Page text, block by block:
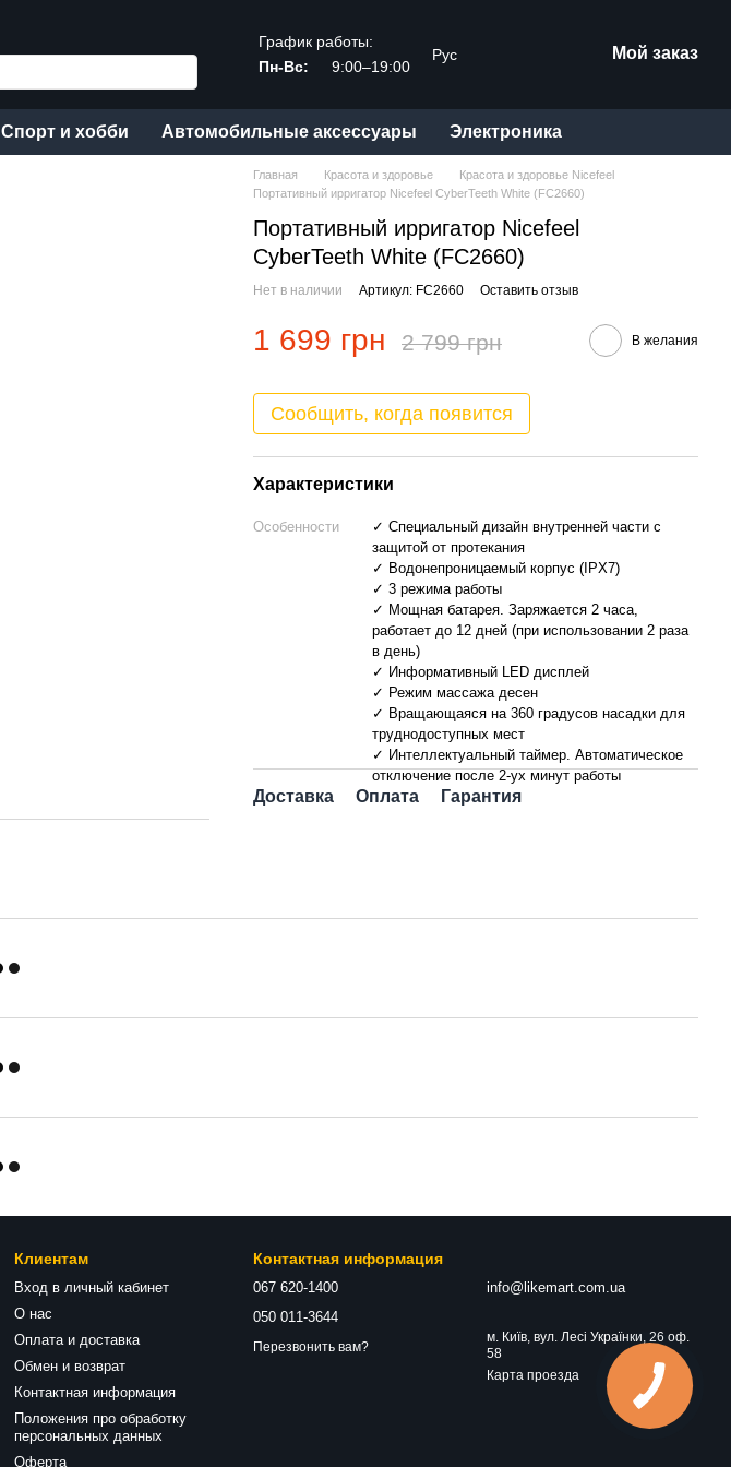
График работы:
Пн-Вс:
9:00–19:00
Рус Мой заказ
Спорт и хобби Автомобильные аксессуары Электроника
Главная Красота и здоровье
Красота и здоровье Nicefeel
Портативный ирригатор Nicefeel CyberTeeth White (FC2660)
Портативный ирригатор Nicefeel
CyberTeeth White (FC2660)
Нет в наличии Артикул: FC2660 Оставить отзыв
1 699 грн 2 799 грн В желания
Сообщить, когда появится
Характеристики
Особенности
✓ Специальный дизайн внутренней части с
защитой от протекания
✓ Водонепроницаемый корпус (IPX7)
✓ 3 режима работы
✓ Мощная батарея. Заряжается 2 часа,
работает до 12 дней (при использовании 2 раза
в день)
✓ Информативный LED дисплей
✓ Режим массажа десен
✓ Вращающаяся на 360 градусов насадки для
труднодоступных мест
✓ Интеллектуальный таймер. Автоматическое
отключение после 2-ух минут работы
Доставка Оплата Гарантия
Клиентам
Вход в личный кабинет
О нас
Оплата и доставка
Обмен и возврат
Контактная информация
Положения про обработку
персональных данных
Оферта
Контактная информация
067 620-1400
050 011-3644
Перезвонить вам?
info@likemart.com.ua
м. Київ, вул. Лесі Українки, 26 оф.
58
Карта проезда